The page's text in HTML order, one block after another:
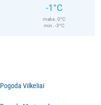
-1°C
maks. 0°C
min. -3°C
Pogoda Vilkeliai